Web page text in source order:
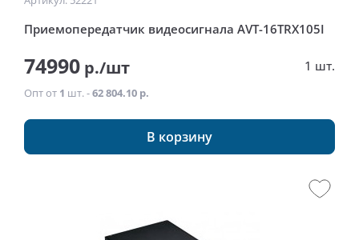
Приемопередатчик видеосигнала AVT-16TRX105I
74990 р./шт 1 шт.
Опт от 1 шт. -62 804.10 р.
В корзину